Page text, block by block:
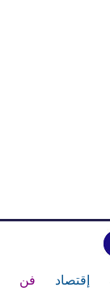
إقتصاد فن